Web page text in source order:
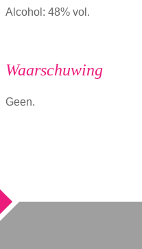
Alcohol: 48% vol.
Waarschuwing
Geen.